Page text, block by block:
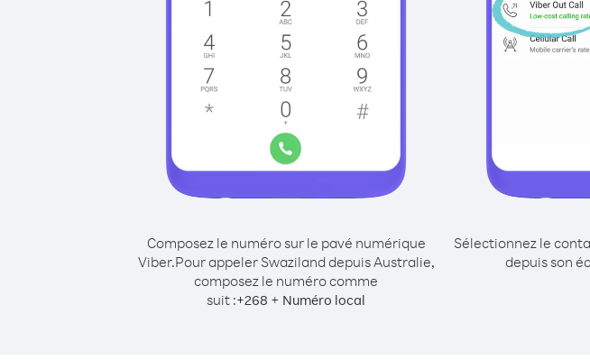
Composez le numéro sur le pavé numérique
Viber.Pour appeler Swaziland depuis Australie,
composez le numéro comme
suit :+268 + Numéro local
Sélectionnez le
depuis son